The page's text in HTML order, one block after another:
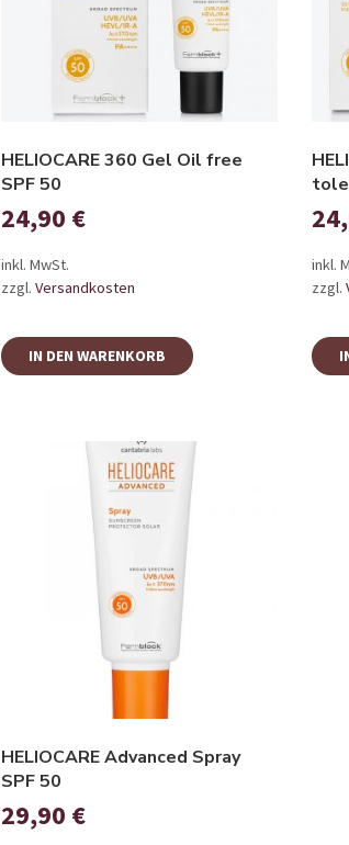
HELIOCARE 360 Gel Oil free
SPF 50
24,90 €
inkl. MwSt.
zzgl. Versandkosten
IN DEN WARENKORB
inkl.
zzgl.
HELIOCARE Advanced Spray
SPF 50
29,90 €